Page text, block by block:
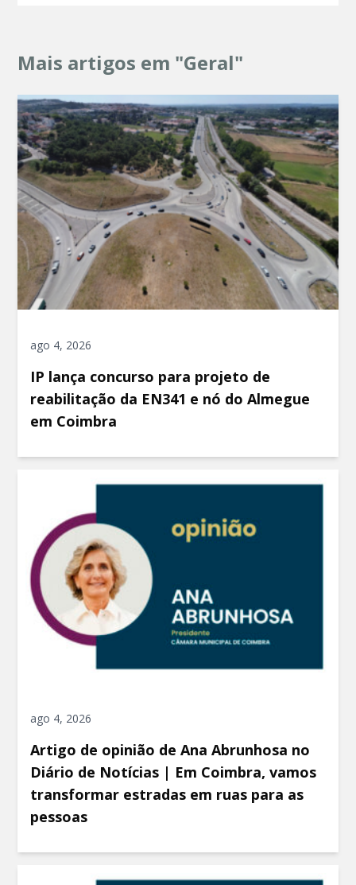
Mais artigos em "Geral"
ago 4, 2026
IP lança concurso para projeto de
reabilitação da EN341 e nó do Almegue
em Coimbra
ago 4, 2026
Artigo de opinião de Ana Abrunhosa no
Diário de Notícias | Em Coimbra, vamos
transformar estradas em ruas para as
pessoas